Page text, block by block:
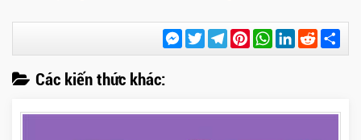
Messenger
TwitterTelegramPinterestWhatsApp
LinkedInReddit
Các kiến thức khác: